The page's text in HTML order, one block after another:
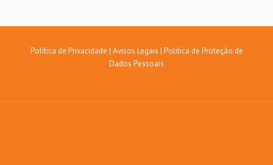
Política de Privacidade | Avisos Legais | Política de Proteção de
Dados Pessoais